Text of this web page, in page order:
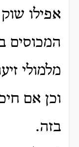
אפילו שוק
המכוסים
מלמולי
וכן אם
בזה.